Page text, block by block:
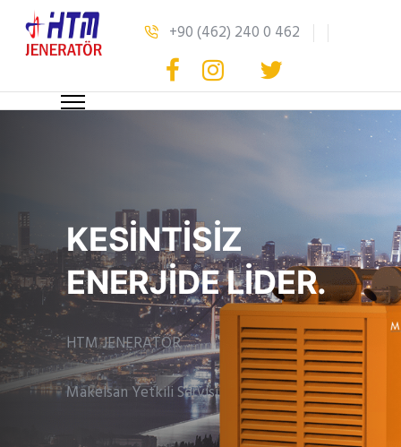
+90 (462) 240 0 462
KESİNTİSİZ
ENERJİDE LİDER.
HTM JENERATÖR
Makelsan Yetkili Servisi